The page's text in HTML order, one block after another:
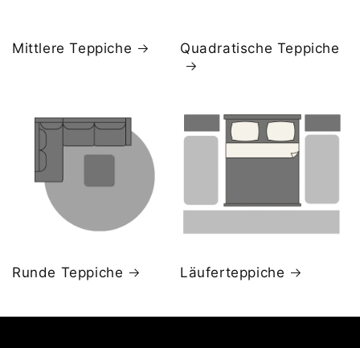
Mittlere Teppiche Quadratische Teppiche
Runde Teppiche Läuferteppiche